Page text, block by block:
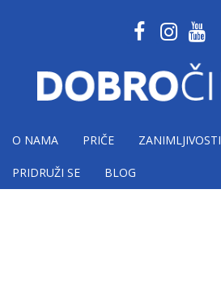
O NAMA PRIČE ZANIMLJIVOSTI
PRIDRUŽI SE BLOG